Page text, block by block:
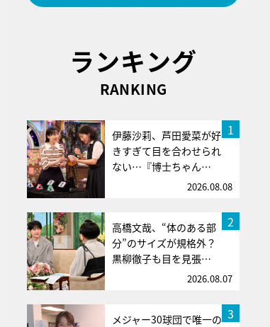
ランキング
RANKING
1
伊藤沙莉、芦田愛菜が好
きすぎて目を合わせられ
ない…『博士ちゃん…
2026.08.08
2
高橋文哉、“体のある部
分”のサイズが規格外？
黒柳徹子も目を見張…
2026.08.07
3
メジャー30球団で唯一の